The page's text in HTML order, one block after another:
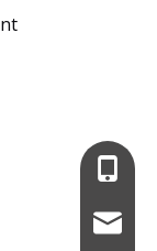
+86-